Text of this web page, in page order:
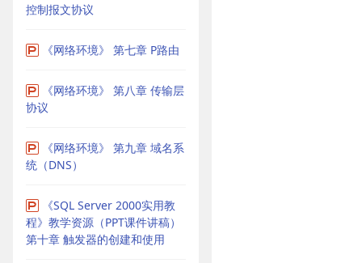
控制报文协议
《网络环境》 第七章 P路由
《网络环境》 第八章 传输层
协议
《网络环境》 第九章 域名系
统（DNS）
《SQL Server 2000实用教
程》教学资源（PPT课件讲稿）
第十章 触发器的创建和使用